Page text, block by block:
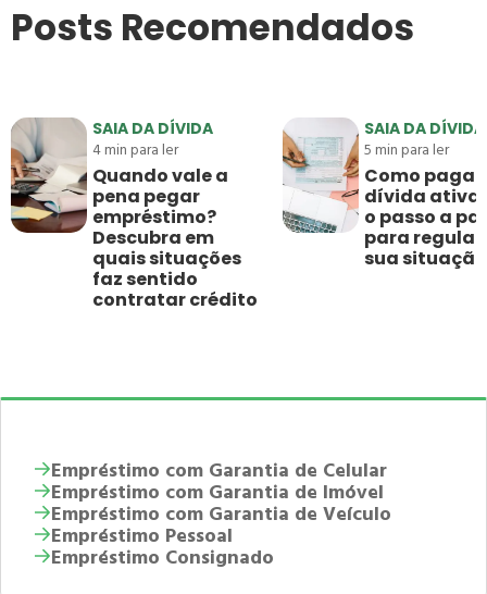
Posts Recomendados
SAIA DA DÍVIDA
4min para ler
Quando vale a
pena pegar
empréstimo?
Descubra em
quais situações
faz sentido
contratar crédito
SAIA DA DÍVIDA
5min para ler
Como pagar
dívida ativa:
o passo a
para
sua situação
Empréstimo com Garantia de Celular
Empréstimo com Garantia de Imóvel
Empréstimo com Garantia de Veículo
Empréstimo Pessoal
Empréstimo Consignado